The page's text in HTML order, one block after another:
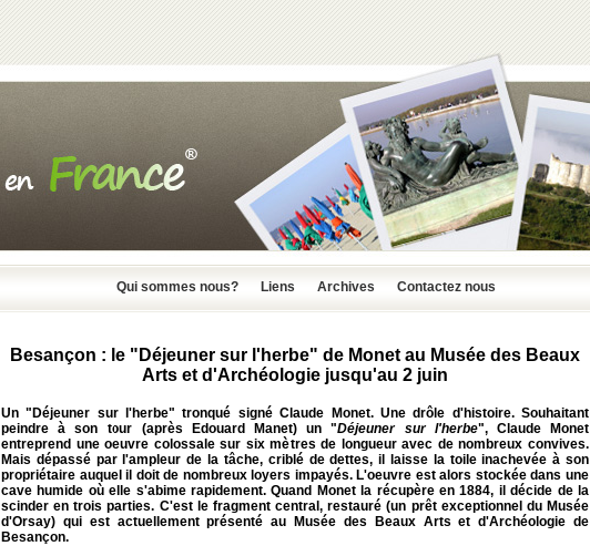
Qui sommes nous? Liens Archives Contactez nous
Besançon : le "Déjeuner sur l'herbe" de Monet au Musée des Beaux
Arts et d'Archéologie jusqu'au 2 juin
Un "Déjeuner sur l'herbe" tronqué signé Claude Monet. Une drôle d'histoire. Souhaitant
peindre à son tour (après Edouard Manet) un "Déjeuner sur l'herbe", Claude Monet
entreprend une oeuvre colossale sur six mètres de longueur avec de nombreux convives.
Mais dépassé par l'ampleur de la tâche, criblé de dettes, il laisse la toile inachevée à son
propriétaire auquel il doit de nombreux loyers impayés. L'oeuvre est alors stockée dans une
cave humide où elle s'abime rapidement. Quand Monet la récupère en 1884, il décide de la
scinder en trois parties. C'est le fragment central, restauré (un prêt exceptionnel du Musée
d'Orsay) qui est actuellement présenté au Musée des Beaux Arts et d'Archéologie de
Besançon.